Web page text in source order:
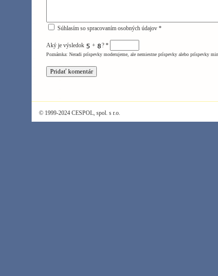
Súhlasím so spracovaním osobných údajov *
Aký je výsledok + ? *
Poznámka: Neradi príspevky moderujeme, ale nemiestne príspevky alebo príspevky
© 1999-2024 CESPOL, spol. s r.o.